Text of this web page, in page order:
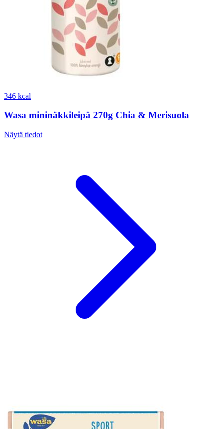
346 kcal
Wasa mininäkkileipä 270g Chia & Merisuola
Näytä tiedot